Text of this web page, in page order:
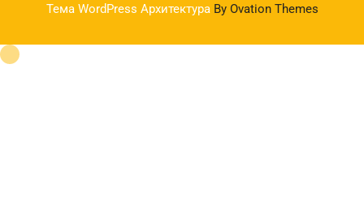
Тема WordPress Архитектура By Ovation Themes